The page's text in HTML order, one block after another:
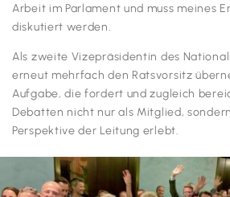
Arbeit im Parlament und muss meines
diskutiert werden.
Als zweite Vizepräsidentin des
erneut mehrfach den Ratsvorsitz
Aufgabe, die fordert und zugleich
Debatten nicht nur als Mitglied,
Perspektive der Leitung erlebt.